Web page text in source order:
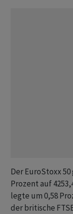
Der EuroStoxx
Prozent auf
legte um 0,58
der britische